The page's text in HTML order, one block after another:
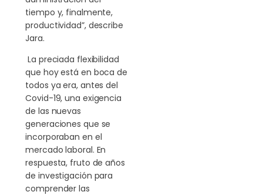
tiempo y, finalmente,
productividad”, describe
Jara.
La preciada flexibilidad
que hoy está en boca de
todos ya era, antes del
Covid-19, una exigencia
de las nuevas
generaciones que se
incorporaban en el
mercado laboral. En
respuesta, fruto de años
de investigación para
comprender las